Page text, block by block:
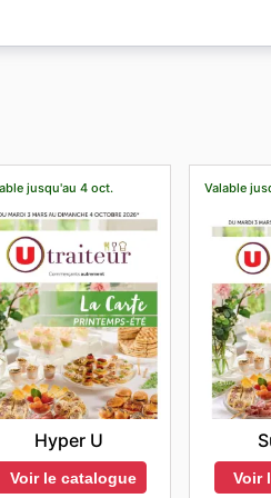
ou sur leur site. Parcourir
en ligne propose
ses marques et tous ses
jusqu'au 4 oct.
Hyper U
Voir le catalogue
Valable
Voir